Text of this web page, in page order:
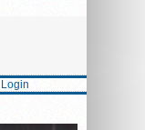
Login